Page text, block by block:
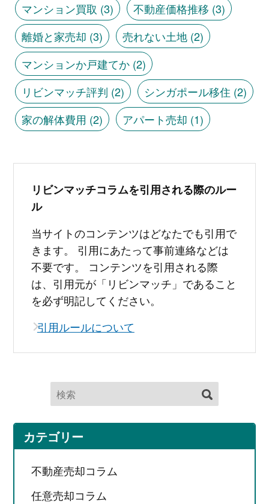
マンション買取 (3) 不動産価格推移 (3)
離婚と家売却 (3) 売れない土地(2)
マンションか戸建てか(2)
リビンマッチ評判 (2) シンガポール移住 (2)
家の解体費用 (2) アパート売却 (1)
リビンマッチコラムを引用される際のルー
ル
当サイトのコンテンツはどなたでも引用で
きます。 引用にあたって事前連絡などは
不要です。 コンテンツを引用される際
は、引用元が「リビンマッチ」であること
を必ず明記してください。
引用ルールについて
カテゴリー
不動産売却コラム
任意売却コラム